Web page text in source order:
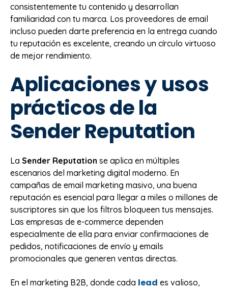
consistentemente tu contenido y desarrollan
familiaridad con tu marca. Los proveedores de email
incluso pueden darte preferencia en la entrega cuando
tu reputación es excelente, creando un círculo virtuoso
de mejor rendimiento.
Aplicaciones y usos
prácticos de la
Sender Reputation
La Sender Reputation se aplica en múltiples
escenarios del marketing digital moderno. En
campañas de email marketing masivo, una buena
reputación es esencial para llegar a miles o millones de
suscriptores sin que los filtros bloqueen tus mensajes.
Las empresas de e-commerce dependen
especialmente de ella para enviar confirmaciones de
pedidos, notificaciones de envío y emails
promocionales que generen ventas directas.
En el marketing B2B, donde cada lead es valioso,